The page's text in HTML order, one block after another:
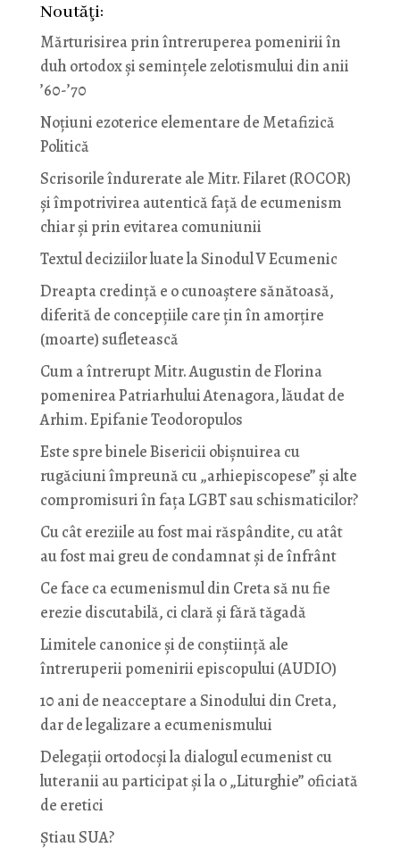
Noutăţi:
Mărturisirea prin întreruperea pomenirii în
duh ortodox și semințele zelotismului din anii
’60-’70
Noţiuni ezoterice elementare de Metafizică
Politică
Scrisorile îndurerate ale Mitr. Filaret (ROCOR)
și împotrivirea autentică față de ecumenism
chiar și prin evitarea comuniunii
Textul deciziilor luate la Sinodul V Ecumenic
Dreapta credință e o cunoaștere sănătoasă,
diferită de concepțiile care țin în amorțire
(moarte) sufletească
Cum a întrerupt Mitr. Augustin de Florina
pomenirea Patriarhului Atenagora, lăudat de
Arhim. Epifanie Teodoropulos
Este spre binele Bisericii obișnuirea cu
rugăciuni împreună cu „arhiepiscopese” și alte
compromisuri în fața LGBT sau schismaticilor?
Cu cât ereziile au fost mai răspândite, cu atât
au fost mai greu de condamnat și de înfrânt
Ce face ca ecumenismul din Creta să nu fie
erezie discutabilă, ci clară și fără tăgadă
Limitele canonice și de conștiință ale
întreruperii pomenirii episcopului (AUDIO)
10 ani de neacceptare a Sinodului din Creta,
dar de legalizare a ecumenismului
Delegații ortodocși la dialogul ecumenist cu
luteranii au participat și la o „Liturghie” oficiată
de eretici
Știau SUA?